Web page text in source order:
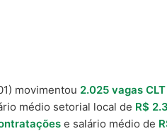
movimentou 2.025 vagas CLT
médio setorial local de R$
e salário médio de